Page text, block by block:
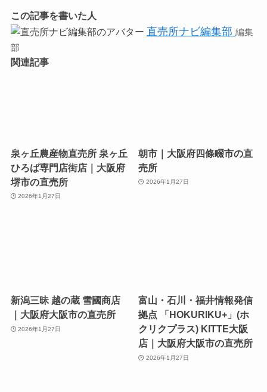
この記事を書いた人
直売所ナビ編集部 編集
部
関連記事
泉ヶ丘農産物直売所 泉ヶ丘
ひろば専門店街店｜大阪府
堺市の直売所
2026年1月27日
朝市｜大阪府四條畷市の直
売所
2026年1月27日
新潟三昧 越の蔵 雪國商店
｜大阪府大阪市の直売所
2026年1月27日
富山・石川・福井情報発信
拠点 「HOKURIKU+」(ホ
クリクプラス) KITTE大阪
店｜大阪府大阪市の直売所
2026年1月27日